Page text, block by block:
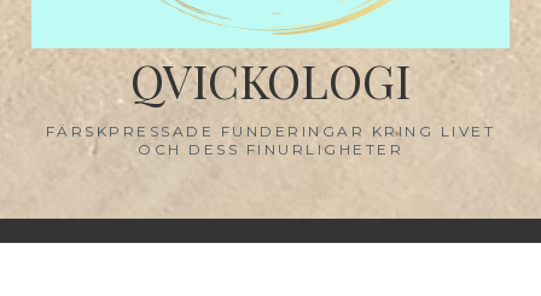
QVICKOLOGI
FÄRSKPRESSADE FUNDERINGAR KRING LIVET
OCH DESS FINURLIGHETER